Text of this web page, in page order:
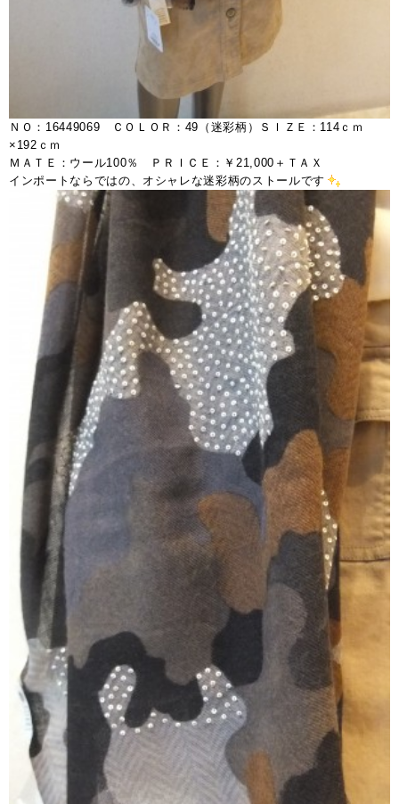
ＮＯ：16449069 ＣＯＬＯＲ：49（迷彩柄）ＳＩＺＥ：114ｃｍ
×192ｃｍ
ＭＡＴＥ：ウール100％ ＰＲＩＣＥ：￥21,000＋ＴＡＸ
インポートならではの、オシャレな迷彩柄のストールです